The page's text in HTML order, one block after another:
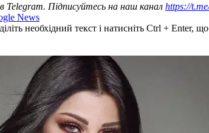
в Telegram. Підписуйтесь на наш канал https://
News
необхідний текст і натисніть Ctrl + Enter,